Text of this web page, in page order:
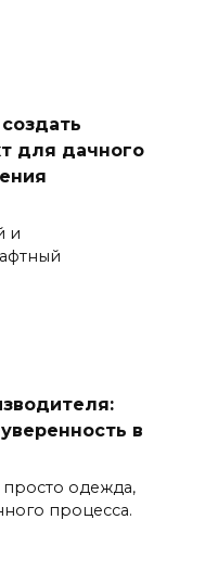
для дачного
и
в
одежда,
процесса.